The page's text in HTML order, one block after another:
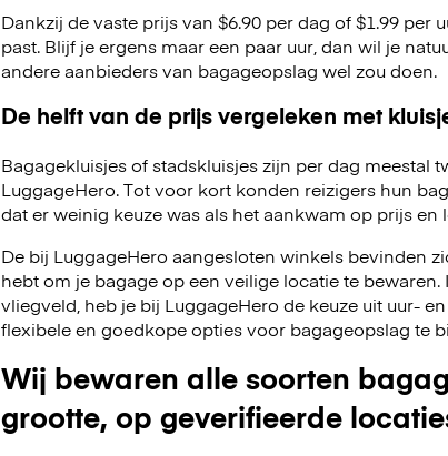
Dankzij de vaste prijs van $6.90 per dag of $1.99
past. Blijf je ergens maar een paar uur, dan wil je
andere aanbieders van bagageopslag wel zou doen.
De helft van de prijs vergeleken met
Bagagekluisjes of stadskluisjes zijn per dag meestal
LuggageHero. Tot voor kort konden reizigers hun
dat er weinig keuze was als het aankwam op prijs en
De bij LuggageHero aangesloten winkels bevinden
hebt om je bagage op een veilige locatie te
vliegveld, heb je bij LuggageHero de keuze uit uur-
flexibele en goedkope opties voor bagageopslag te
Wij bewaren alle soorten
grootte, op geverifieerde